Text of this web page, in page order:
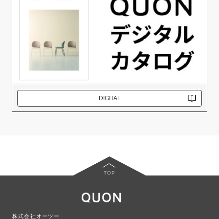
DIGITAL
TOP
株式会社オーツー